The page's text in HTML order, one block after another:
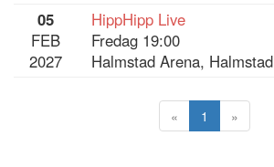
05
FEB
2027
HippHipp Live
Fredag 19:00
Halmstad Arena, Halmstad
« 1 »